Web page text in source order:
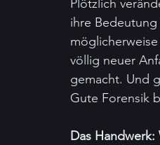
Plötzlich
ihre
völlig neuer
gemacht. Und
Gute Forensik
Das